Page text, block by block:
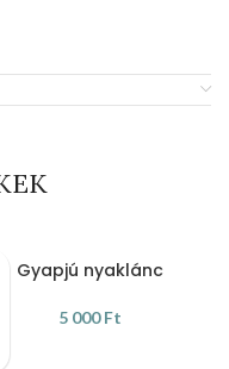
Gyapjú nyaklánc
5 000Ft